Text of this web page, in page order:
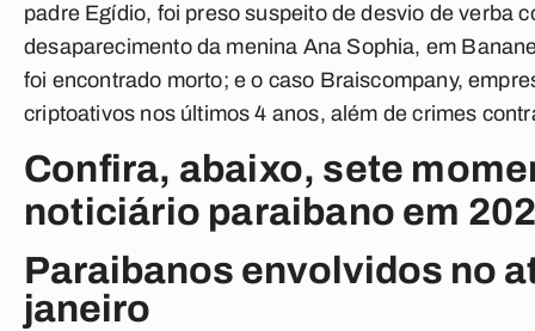
padre Egídio, foi preso suspeito de desvio de verba
desaparecimento da menina Ana Sophia, em
foi encontrado morto; e o caso Braiscompany,
criptoativos nos últimos 4 anos, além de crimes
Confira, abaixo, sete
noticiário paraibano em
Paraibanos envolvidos no
janeiro